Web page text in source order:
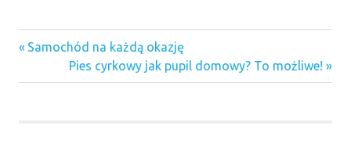
ogród
Nawigacja
wpisu
Previous
Samochód na każdą okazję
Next
Post:
Pies cyrkowy jak pupil domowy? To możliwe!